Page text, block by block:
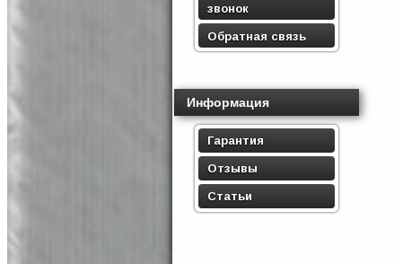
звонок
Обратная связь
Информация
Гарантия
Отзывы
Статьи